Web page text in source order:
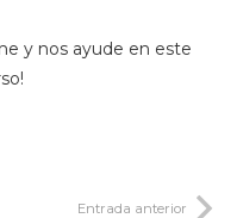
y nos ayude en este
Entrada anterior